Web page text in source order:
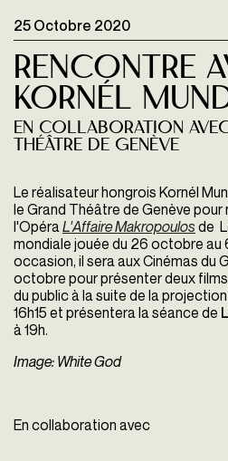
25 Octobre 2020
Rencontre
Kornél
En collaboration
Théâtre de Genève
Le réalisateur hongrois Kornél
le Grand Théâtre de Genève
l'OpéraL'Affaire Makropoulos de
mondiale jouée du 26 octobre au
occasion, il sera aux Cinémas du
octobre pour présenter deux
du public à la suite de la
16h15 et présentera la séance de
à 19h.
Image: White God
En collaboration avec